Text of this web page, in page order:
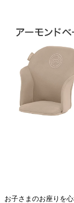
お子さまのお座りを